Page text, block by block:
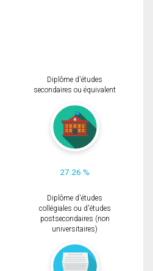
Diplôme d'études
secondaires ou équivalent
27.26 %
Diplôme d'études
collégiales ou d'études
postsecondaires (non
universitaires)